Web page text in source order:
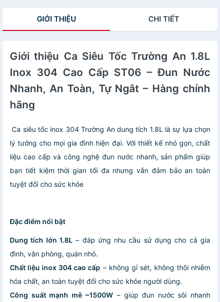
12 tháng
GIỚI THIỆU CHI TIẾT
Giới thiệu Ca Siêu Tốc Trường An 1.8L
Inox 304 Cao Cấp ST06 – Đun Nước
Nhanh, An Toàn, Tự Ngắt – Hàng chính
hãng
Ca siêu tốc inox 304 Trường An dung tích 1.8L là sự lựa chọn
lý tưởng cho mọi gia đình hiện đại. Với thiết kế nhỏ gọn, chất
liệu cao cấp và công nghệ đun nước nhanh, sản phẩm giúp
bạn tiết kiệm thời gian tối đa nhưng vẫn đảm bảo an toàn
tuyệt đối cho sức khỏe
Đặc điểm nổi bật
Dung tích lớn 1.8L– đáp ứng nhu cầu sử dụng cho cả gia
đình, văn phòng, quán nhỏ.
Chất liệu inox 304 cao cấp – không gỉ sét, không thôi nhiễm
hóa chất, an toàn tuyệt đối cho sức khỏe người dùng.
Công suất mạnh mẽ ~1500W – giúp đun nước sôi nhanh